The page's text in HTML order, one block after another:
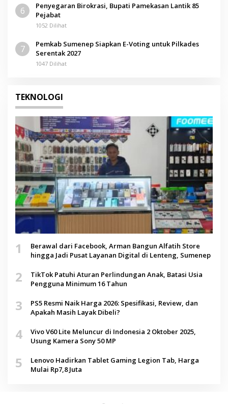
6
Penyegaran Birokrasi, Bupati Pamekasan Lantik 85
Pejabat
1052 Dilihat
7
Pemkab Sumenep Siapkan E-Voting untuk Pilkades
Serentak 2027
1047 Dilihat
TEKNOLOGI
1
Berawal dari Facebook, Arman Bangun Alfatih Store
hingga Jadi Pusat Layanan Digital di Lenteng, Sumenep
2
TikTok Patuhi Aturan Perlindungan Anak, Batasi Usia
Pengguna Minimum 16 Tahun
3
PS5 Resmi Naik Harga 2026: Spesifikasi, Review, dan
Apakah Masih Layak Dibeli?
4
Vivo V60 Lite Meluncur di Indonesia 2 Oktober 2025,
Usung Kamera Sony 50 MP
5
Lenovo Hadirkan Tablet Gaming Legion Tab, Harga
Mulai Rp7,8 Juta